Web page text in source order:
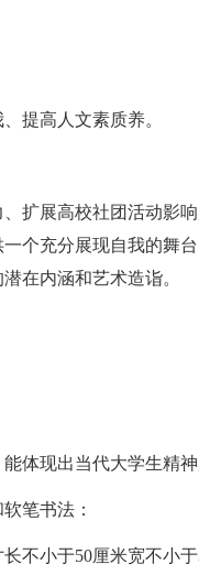
提高人文素质养。
扩展高校社团活动影
个充分展现自我的舞
在内涵和艺术造诣。
体现出当代大学生精神
笔书法：
不小于50厘米宽不小于